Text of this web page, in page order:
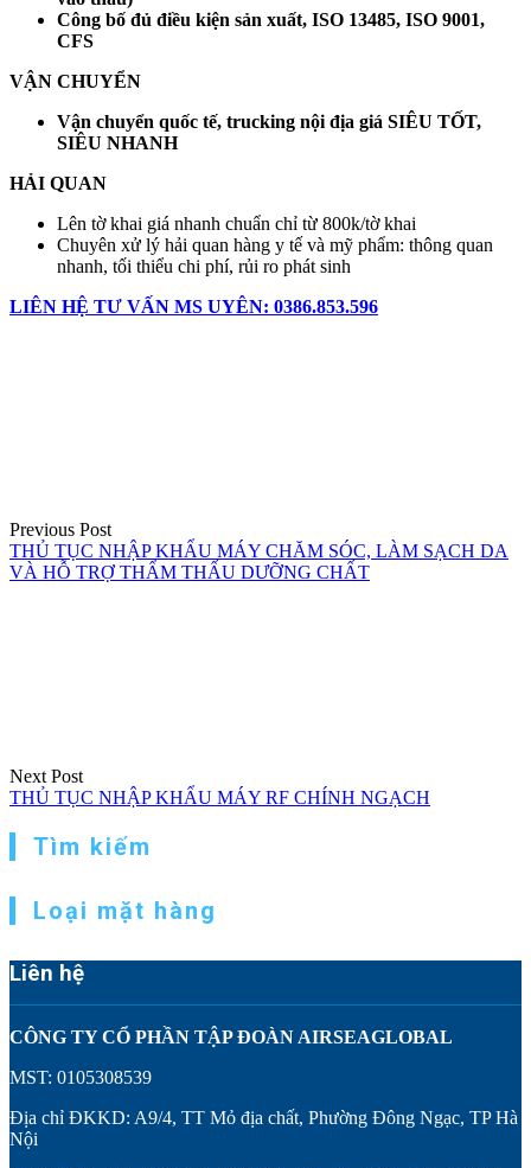
Công bố đủ điều kiện sản xuất, ISO 13485, ISO 9001,
CFS
VẬN CHUYỂN
Vận chuyển quốc tế, trucking nội địa giá SIÊU TỐT,
SIÊU NHANH
HẢI QUAN
Lên tờ khai giá nhanh chuẩn chỉ từ 800k/tờ khai
Chuyên xử lý hải quan hàng y tế và mỹ phẩm: thông quan
nhanh, tối thiểu chi phí, rủi ro phát sinh
LIÊN HỆ TƯ VẤN MS UYÊN: 0386.853.596
Previous Post
THỦ TỤC NHẬP KHẨU MÁY CHĂM SÓC, LÀM SẠCH DA
VÀ HỖ TRỢ THẨM THẤU DƯỠNG CHẤT
Next Post
THỦ TỤC NHẬP KHẨU MÁY RF CHÍNH NGẠCH
Tìm kiếm
Loại mặt hàng
Liên hệ
CÔNG TY CỔ PHẦN TẬP ĐOÀN AIRSEAGLOBAL
MST: 0105308539
Địa chỉ ĐKKD: A9/4, TT Mỏ địa chất, Phường Đông Ngạc, TP Hà
Nội